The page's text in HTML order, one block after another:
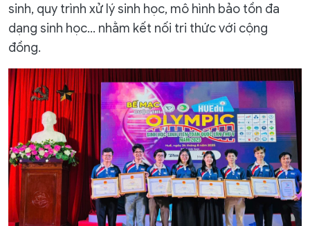
sinh, quy trình xử lý sinh học, mô hình bảo tồn đa
dạng sinh học… nhằm kết nối tri thức với cộng
đồng.